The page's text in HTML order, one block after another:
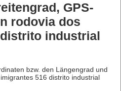
GPS-
rodovia dos
industrial
bzw. den Längengrad und
516 distrito industrial